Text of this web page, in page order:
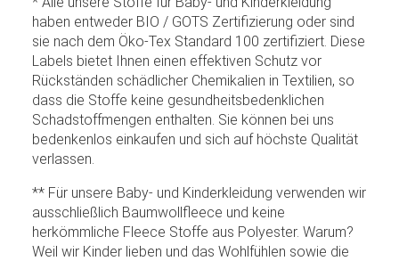
haben entweder BIO / GOTS Zertifizierung oder sind
sie nach dem Öko-Tex Standard 100 zertifiziert. Diese
Labels bietet Ihnen einen effektiven Schutz vor
Rückständen schädlicher Chemikalien in Textilien, so
dass die Stoffe keine gesundheitsbedenklichen
Schadstoffmengen enthalten. Sie können bei uns
bedenkenlos einkaufen und sich auf höchste Qualität
verlassen.
** Für unsere Baby- und Kinderkleidung verwenden wir
ausschließlich Baumwollfleece und keine
herkömmliche Fleece Stoffe aus Polyester. Warum?
Weil wir Kinder lieben und das Wohlfühlen sowie die